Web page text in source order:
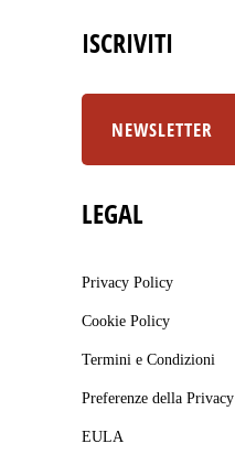
ISCRIVITI
NEWSLETTER
LEGAL
Privacy Policy
Cookie Policy
Termini e Condizioni
Preferenze della Privacy
EULA